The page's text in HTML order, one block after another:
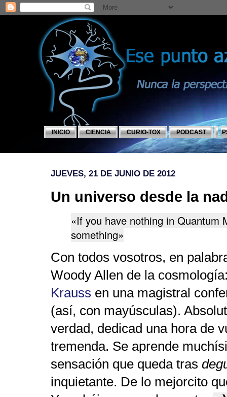
INICIO CIENCIA CURIO-TOX PODCAST
JUEVES, 21 DE JUNIO DE 2012
Un universo desde la
«If you have nothing in Quantum
something»
Con todos vosotros, en
Woody Allen de la
Krauss en una magistral
(así, con mayúsculas).
verdad, dedicad una hora de
tremenda. Se aprende
sensación que queda tras
inquietante. De lo mejorcito